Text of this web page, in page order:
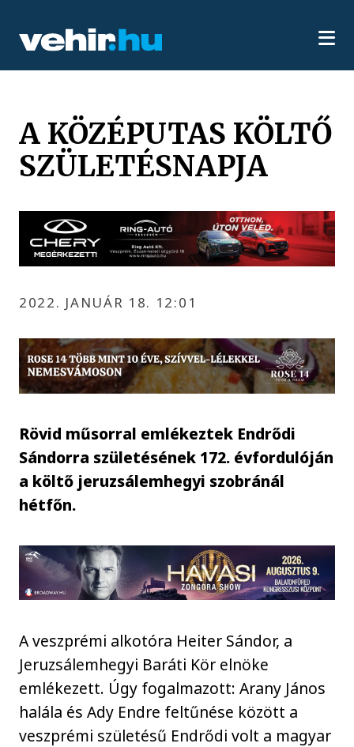
A KÖZÉPUTAS KÖLTŐ
SZÜLETÉSNAPJA
2022. JANUÁR 18. 12:01
Rövid műsorral emlékeztek Endrődi
Sándorra születésének 172. évfordulóján
a költő jeruzsálemhegyi szobránál
hétfőn.
A veszprémi alkotóra Heiter Sándor, a
Jeruzsálemhegyi Baráti Kör elnöke
emlékezett. Úgy fogalmazott: Arany János
halála és Ady Endre feltűnése között a
veszprémi születésű Endrődi volt a magyar